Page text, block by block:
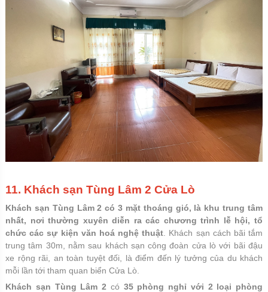
11. Khách sạn Tùng Lâm 2 Cửa Lò
Khách sạn Tùng Lâm 2 có 3 mặt thoáng gió, là khu trung tâm
nhất, nơi thường xuyên diễn ra các chương trình lễ hội, tổ
chức các sự kiện văn hoá nghệ thuật . Khách sạn cách bãi tắm
trung tâm 30m, nằm sau khách sạn công đoàn cửa lò với bãi đậu
xe rộng rãi, an toàn tuyệt đối, là điểm đến lý tưởng của du khách
mỗi lần tới tham quan biển Cửa Lò.
Khách sạn Tùng Lâm 2 có 35 phòng nghỉ với 2 loại phòng